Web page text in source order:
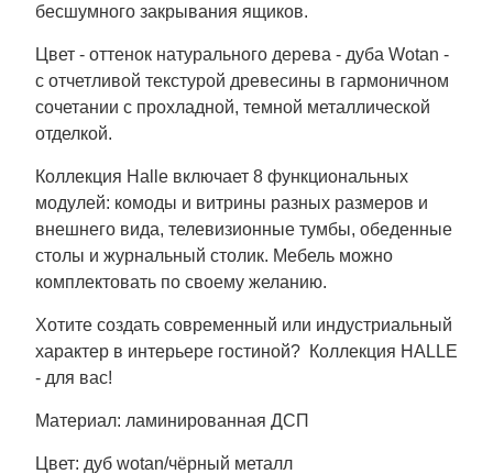
бесшумного закрывания ящиков.
Цвет - оттенок натурального дерева - дуба Wotan -
с отчетливой текстурой древесины в гармоничном
сочетании с прохладной, темной металлической
отделкой.
Коллекция Halle включает 8 функциональных
модулей: комоды и витрины разных размеров и
внешнего вида, телевизионные тумбы, обеденные
столы и журнальный столик. Мебель можно
комплектовать по своему желанию.
Хотите создать современный или индустриальный
характер в интерьере гостиной? Коллекция HALLE
- для вас!
Материал: ламинированная ДСП
Цвет: дуб wotan/чёрный металл